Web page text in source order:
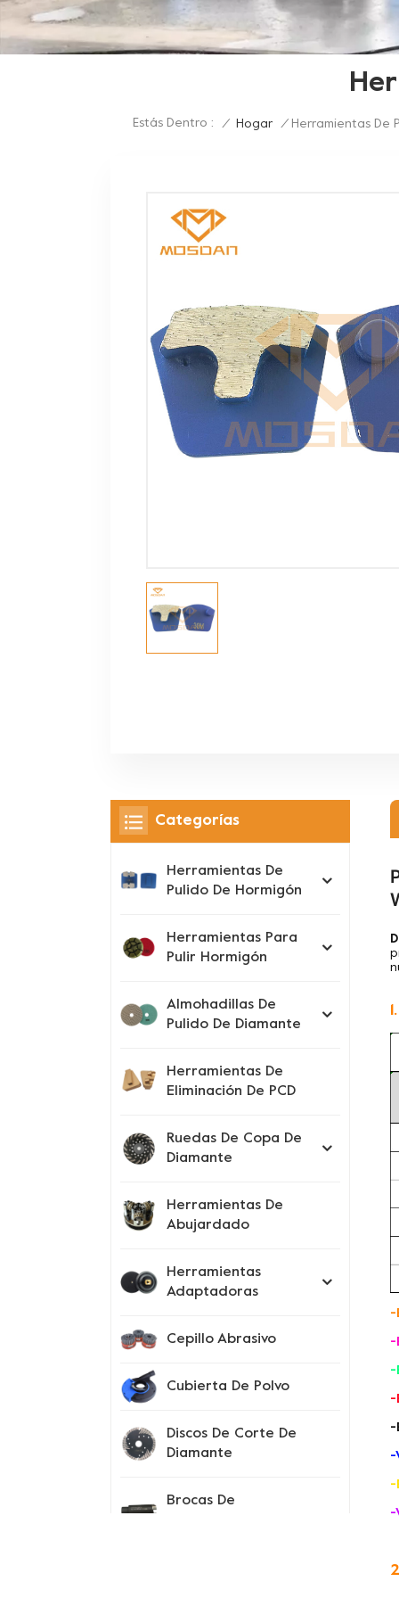
Estás Dentro : / Hogar / Herramientas De
-
-
-
-
-
-
-
-
Categorías
Herramientas De
Pulido De Hormigón
Herramientas Para
Pulir Hormigón
Almohadillas De
Pulido De Diamante
Herramientas De
Eliminación De PCD
Ruedas De Copa De
Diamante
Herramientas De
Abujardado
Herramientas
Adaptadoras
Cepillo Abrasivo
Cubierta De Polvo
Discos De Corte De
Diamante
Brocas De